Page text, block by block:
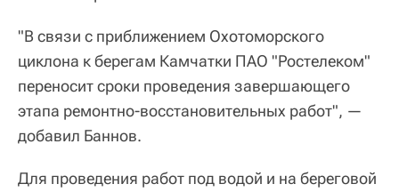
"В связи с приближением Охотоморского
циклона к берегам Камчатки ПАО "Ростелеком"
переносит сроки проведения завершающего
этапа ремонтно-восстановительных работ", —
добавил Баннов.
Для проведения работ под водой и на береговой